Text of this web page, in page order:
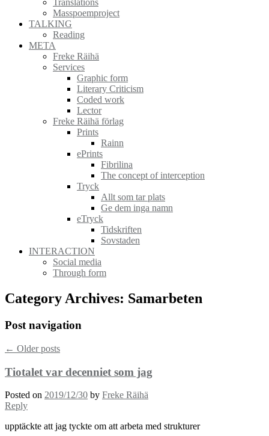
Translations
Masspoemproject
TALKING
Reading
META
Freke Räihä
Services
Graphic form
Literary Criticism
Coded work
Lector
Freke Räihä förlag
Prints
Rainn
ePrints
Fibrilina
The concept of interception
Tryck
Allt som tar plats
Ge dem inga namn
eTryck
Tidskriften
Sovstaden
INTERACTION
Social media
Through form
Category Archives: Samarbeten
Post navigation
← Older posts
Tiotalet var decenniet som jag
Posted on 2019/12/30 by Freke Räihä
Reply
upptäckte att jag tyckte om att arbeta med strukturer